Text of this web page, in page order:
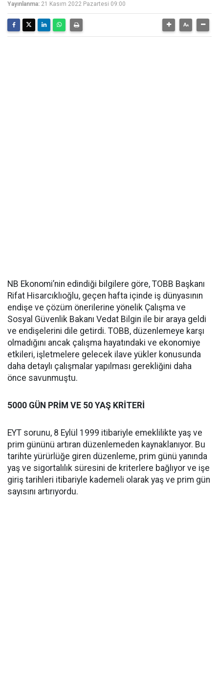
Yayınlanma: 21 Kasım 2022 Pazartesi 09:00
NB Ekonomi’nin edindiği bilgilere göre, TOBB Başkanı
Rifat Hisarcıklıoğlu, geçen hafta içinde iş dünyasının
endişe ve çözüm önerilerine yönelik Çalışma ve
Sosyal Güvenlik Bakanı Vedat Bilgin ile bir araya geldi
ve endişelerini dile getirdi. TOBB, düzenlemeye karşı
olmadığını ancak çalışma hayatındaki ve ekonomiye
etkileri, işletmelere gelecek ilave yükler konusunda
daha detaylı çalışmalar yapılması gerekliğini daha
önce savunmuştu.
5000 GÜN PRİM VE 50 YAŞ KRİTERİ
EYT sorunu, 8 Eylül 1999 itibariyle emeklilikte yaş ve
prim gününü artıran düzenlemeden kaynaklanıyor. Bu
tarihte yürürlüğe giren düzenleme, prim günü yanında
yaş ve sigortalılık süresini de kriterlere bağlıyor ve işe
giriş tarihleri itibariyle kademeli olarak yaş ve prim gün
sayısını artırıyordu.